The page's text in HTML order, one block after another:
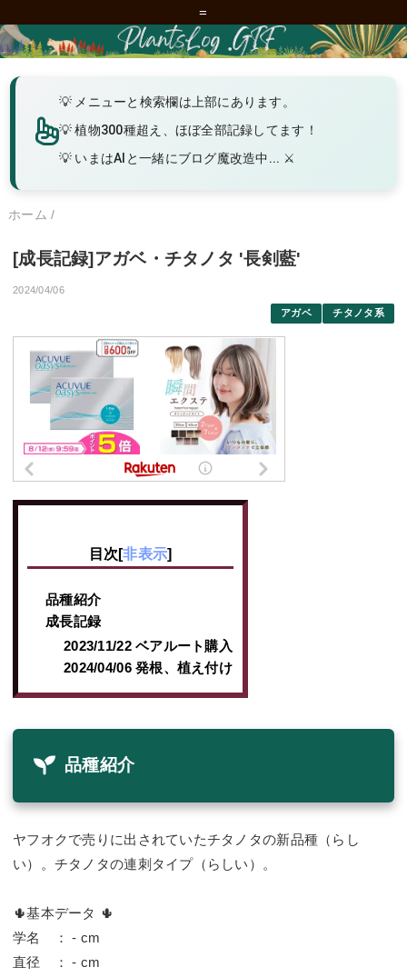
=
メニューと検索欄は上部にあります。
植物300種超え、ほぼ全部記録してます！
いまはAIと一緒にブログ魔改造中... ⚔️
ホーム /
[成長記録]アガベ・チタノタ '長剣藍'
2024/04/06
アガベ チタノタ系
目次[非表示]
品種紹介
成長記録
2023/11/22 ベアルート購入
2024/04/06 発根、植え付け
品種紹介
ヤフオクで売りに出されていたチタノタの新品種（らし
い）。チタノタの連刺タイプ（らしい）。
🌵基本データ 🌵
学名 ： - cm
直径 ： - cm